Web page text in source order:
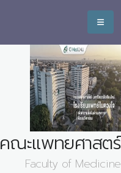
คณะแพทยศาสตร์
Faculty of Medicine